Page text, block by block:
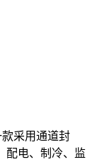
采用通道封
配电、制冷、监